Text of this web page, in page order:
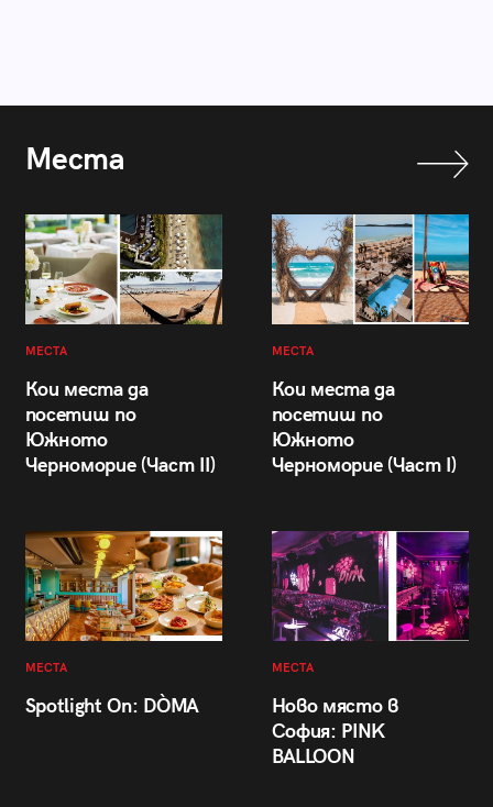
Места
МЕСТА
Кои места да
посетиш по
Южното
Черноморие (Част II)
МЕСТА
Кои места да
посетиш по
Южното
Черноморие (Част I)
МЕСТА
Spotlight On: DÒMA
МЕСТА
Ново място в
София: PINK
BALLOON